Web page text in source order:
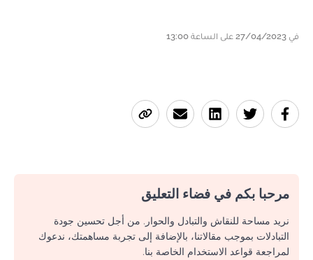
في 27/04/2023 على الساعة 13:00
مرحبا بكم في فضاء التعليق
نريد مساحة للنقاش والتبادل والحوار. من أجل تحسين جودة
التبادلات بموجب مقالاتنا، بالإضافة إلى تجربة مساهمتك، ندعوك
لمراجعة قواعد الاستخدام الخاصة بنا.